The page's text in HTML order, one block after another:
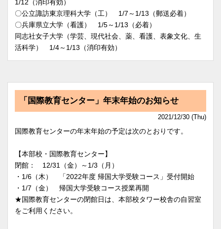
1/12（消印有効）
〇公立諏訪東京理科大学（工） 1/7～1/13（郵送必着）
〇兵庫県立大学（看護） 1/5～1/13（必着）
同志社女子大学（学芸、現代社会、薬、看護、表象文化、生
活科学） 1/4～1/13（消印有効）
「国際教育センター」年末年始のお知らせ
2021/12/30 (Thu)
国際教育センターの年末年始の予定は次のとおりです。
【本部校・国際教育センター】
閉館： 12/31（金）～1/3（月）
・1/6（木） 「2022年度 帰国大学受験コース」受付開始
・1/7（金） 帰国大学受験コース授業再開
★国際教育センターの閉館日は、本部校タワー校舎の自習室
をご利用ください。